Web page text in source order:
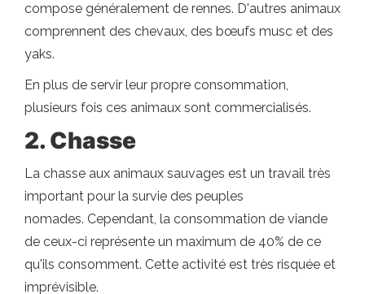
compose généralement de rennes. D'autres animaux
comprennent des chevaux, des bœufs musc et des
yaks.
En plus de servir leur propre consommation,
plusieurs fois ces animaux sont commercialisés.
2. Chasse
La chasse aux animaux sauvages est un travail très
important pour la survie des peuples
nomades. Cependant, la consommation de viande
de ceux-ci représente un maximum de 40% de ce
qu'ils consomment. Cette activité est très risquée et
imprévisible.